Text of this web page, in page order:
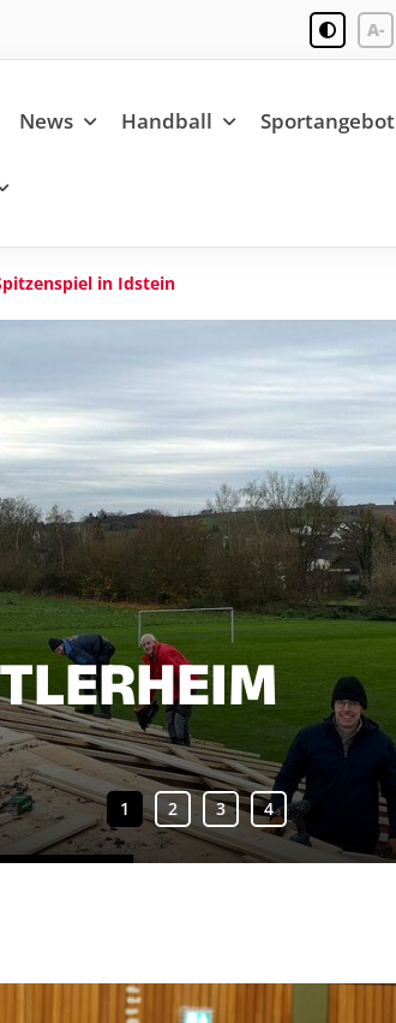
A-
News Handball Sportangebot
in Idstein
Sportangebote finden